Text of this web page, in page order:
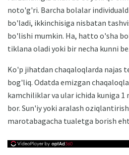
noto'g'ri. Barcha bolalar
bo'ladi, ikkinchisiga nisbatan
bo'lishi mumkin. Ha, hatto o'sha
tiklana oladi yoki bir necha kunni
Ko'p jihatdan chaqaloqlarda najas
bog'liq. Odatda emizgan
kamchiliklar va ular ichida kuniga
bor. Sun'iy yoki aralash
marotabagacha tualetga borish